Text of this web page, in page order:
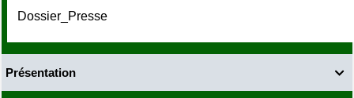
Dossier_Presse

Présentation